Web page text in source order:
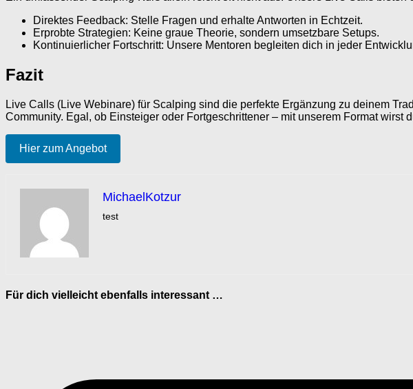
Direktes Feedback: Stelle Fragen und erhalte Antworten in Echtzeit.
Erprobte Strategien: Keine graue Theorie, sondern umsetzbare Setups.
Kontinuierlicher Fortschritt: Unsere Mentoren begleiten dich in jeder
Fazit
Live Calls (Live Webinare) für Scalping sind die perfekte Ergänzung zu deinem
Community. Egal, ob Einsteiger oder Fortgeschrittener – mit unserem Format
Hier zum Angebot
MichaelKotzur
test
Für dich vielleicht ebenfalls interessant …